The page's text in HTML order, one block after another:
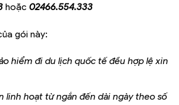
hoặc 02466.554.333
gói này:
hiểm đi du lịch quốc tế đều hợp lệ xin
linh hoạt từ ngắn đến dài ngày theo số